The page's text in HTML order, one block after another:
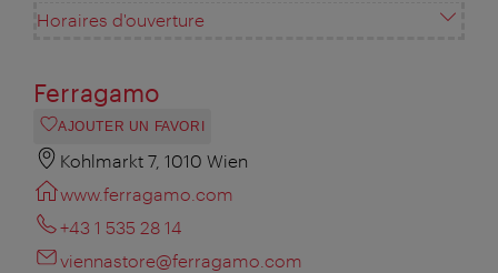
Horaires d'ouverture
Ferragamo
AJOUTER UN FAVORI
Kohlmarkt 7, 1010 Wien
www.ferragamo.com
+43 1 535 28 14
viennastore@ferragamo.com